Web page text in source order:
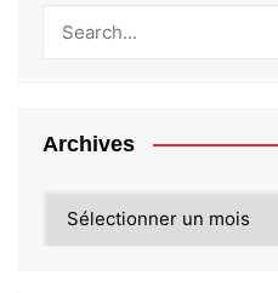
Archives